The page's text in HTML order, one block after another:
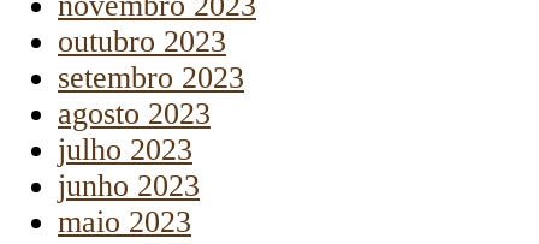
outubro 2023
setembro 2023
agosto 2023
julho 2023
junho 2023
maio 2023